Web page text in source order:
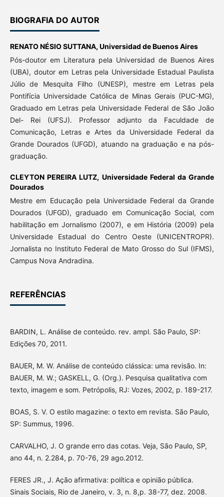
BIOGRAFIA DO AUTOR
RENATO NÉSIO SUTTANA, Universidad de Buenos Aires
Pós-doutor em Literatura pela Universidad de Buenos Aires
(UBA), doutor em Letras pela Universidade Estadual Paulista
Júlio de Mesquita Filho (UNESP), mestre em Letras pela
Pontifícia Universidade Católica de Minas Gerais (PUC-MG),
Graduado em Letras pela Universidade Federal de São João
Del- Rei (UFSJ). Professor adjunto da Faculdade de
Comunicação, Letras e Artes da Universidade Federal da
Grande Dourados (UFGD), atuando na graduação e na pós-
graduação.
CLEYTON PEREIRA LUTZ, Universidade Federal da Grande
Dourados
Mestre em Educação pela Universidade Federal da Grande
Dourados (UFGD), graduado em Comunicação Social, com
habilitação em Jornalismo (2007), e em História (2009) pela
Universidade Estadual do Centro Oeste (UNICENTROPR).
Jornalista no Instituto Federal de Mato Grosso do Sul (IFMS),
Campus Nova Andradina.
REFERÊNCIAS
BARDIN, L. Análise de conteúdo. rev. ampl. São Paulo, SP:
Edições 70, 2011.
BAUER, M. W. Análise de conteúdo clássica: uma revisão. In:
BAUER, M. W.; GASKELL, G. (Org.). Pesquisa qualitativa com
texto, imagem e som. Petrópolis, RJ: Vozes, 2002, p. 189-217.
BOAS, S. V. O estilo magazine: o texto em revista. São Paulo,
SP: Summus, 1996.
CARVALHO, J. O grande erro das cotas. Veja, São Paulo, SP,
ano 44, n. 2.284, p. 70-76, 29 ago.2012.
FERES JR., J. Ação afirmativa: política e opinião pública.
Sinais Sociais, Rio de Janeiro, v. 3, n. 8,p. 38-77, dez. 2008.